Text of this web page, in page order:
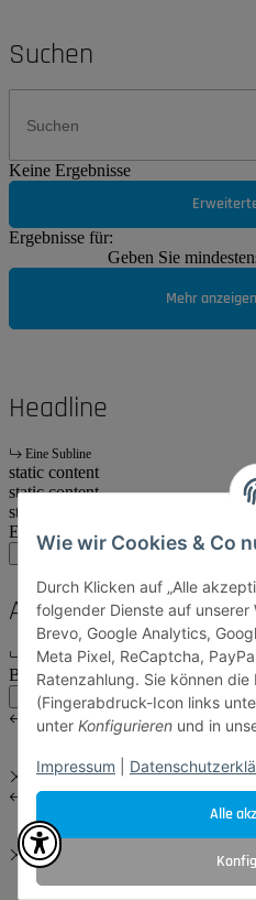
Alle
Wie wir Cookies & Co
Durch Klicken auf „Alle
folgender Dienste auf unserer
Brevo, Google Analytics,
Meta Pixel, ReCaptcha,
Ratenzahlung. Sie können
(Fingerabdruck-Icon links
unter Konfigurieren und in
Impressum
Suchen
Keine Ergebnisse
Ergebnisse für:
Geben Sie
Mehr anzeigen
Headline
Eine Subline
static content
static content
start
Ende
main:another main account
Another Headline
Eine Subline
Body Content
main:another main